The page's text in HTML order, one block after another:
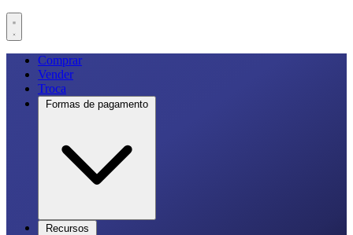
Comprar
Vender
Troca
Formas de pagamento
Recursos